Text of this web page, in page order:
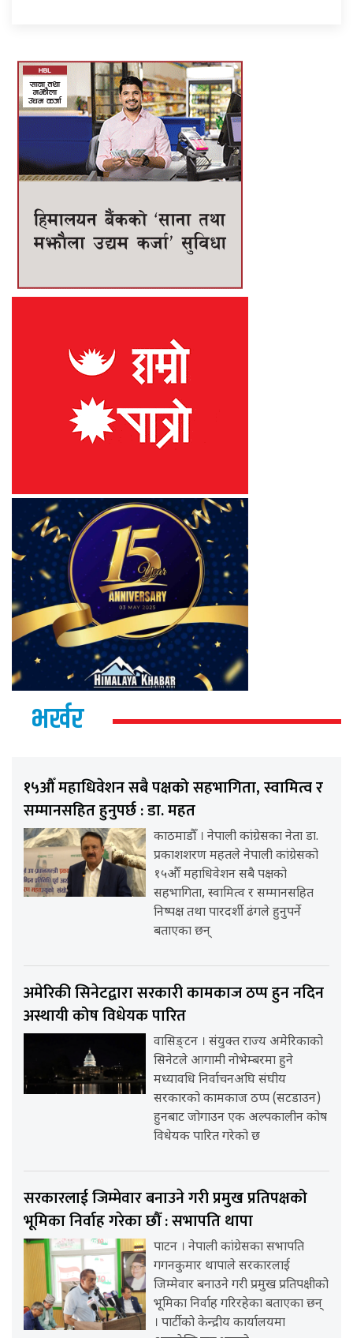
भर्खर
१५औँ महाधिवेशन सबै पक्षको सहभागिता, स्वामित्व र
सम्मानसहित हुनुपर्छ : डा. महत
काठमाडौँ । नेपाली कांग्रेसका नेता डा.
प्रकाशशरण महतले नेपाली कांग्रेसको
१५औँ महाधिवेशन सबै पक्षको
सहभागिता, स्वामित्व र सम्मानसहित
निष्पक्ष तथा पारदर्शी ढंगले हुनुपर्ने
बताएका छन्
अमेरिकी सिनेटद्वारा सरकारी कामकाज ठप्प हुन नदिन
अस्थायी कोष विधेयक पारित
वासिङ्टन । संयुक्त राज्य अमेरिकाको
सिनेटले आगामी नोभेम्बरमा हुने
मध्यावधि निर्वाचनअघि संघीय
सरकारको कामकाज ठप्प (सटडाउन)
हुनबाट जोगाउन एक अल्पकालीन कोष
विधेयक पारित गरेको छ
सरकारलाई जिम्मेवार बनाउने गरी प्रमुख प्रतिपक्षको
भूमिका निर्वाह गरेका छौँ : सभापति थापा
पाटन । नेपाली कांग्रेसका सभापति
गगनकुमार थापाले सरकारलाई
जिम्मेवार बनाउने गरी प्रमुख प्रतिपक्षीको
भूमिका निर्वाह गरिरहेका बताएका छन्
। पार्टीको केन्द्रीय कार्यालयमा